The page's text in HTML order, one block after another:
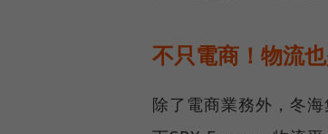
不只電商！物流
除了電商業務外，冬